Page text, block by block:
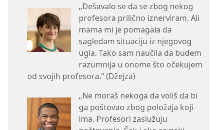
„Dešavalo se da se zbog nekog
profesora prilično iznerviram. Ali
mama mi je pomagala da
sagledam situaciju iz njegovog
ugla. Tako sam naučila da budem
razumnija u onome što očekujem
od svojih profesora.“ (Džejza)
„Ne moraš nekoga da voliš da bi
ga poštovao zbog položaja koji
ima. Profesori zaslužuju